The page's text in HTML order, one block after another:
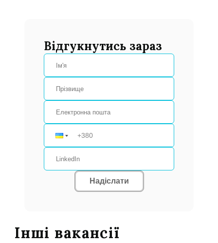
Відгукнутись зараз
Надіслати
Інші вакансії